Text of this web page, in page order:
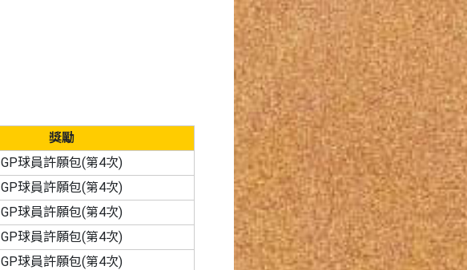
獎勵
GP球員許願包(第4次)
GP球員許願包(第4次)
GP球員許願包(第4次)
GP球員許願包(第4次)
GP球員許願包(第4次)